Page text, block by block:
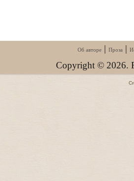
Об авторе| Проза |
Copyright © 2026.